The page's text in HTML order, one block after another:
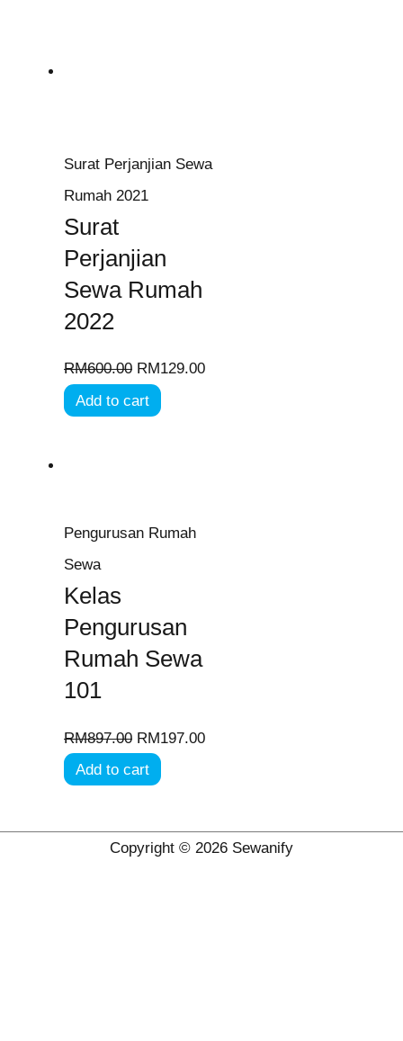
Surat Perjanjian Sewa
Rumah 2021
Surat
Perjanjian
Sewa Rumah
2022
RM600.00 RM129.00
Add to cart
Pengurusan Rumah
Sewa
Kelas
Pengurusan
Rumah Sewa
101
RM897.00 RM197.00
Add to cart
Copyright © 2026 Sewanify